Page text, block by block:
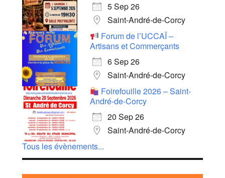
5 Sep 26
Saint-André-de-Corcy
Forum de l’UCCAÏ –
Artisans et Commerçants
6 Sep 26
Saint-André-de-Corcy
Foirefouille 2026 – Saint-
André-de-Corcy
20 Sep 26
Saint-André-de-Corcy
Tous les évènements...